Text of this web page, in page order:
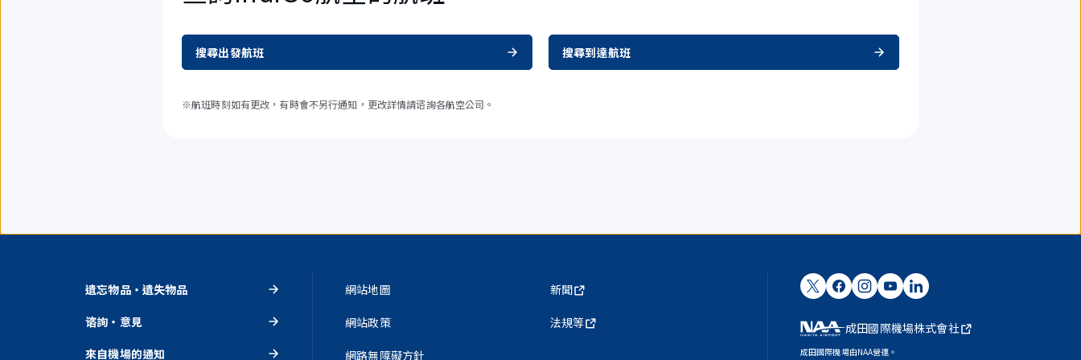
搜尋出發航班 搜尋到達航班
※航班時刻如有更改，有時會不另行通知，更改詳情請谘詢各航空公司。
遺忘物品・遺失物品
谘詢・意見
來自機場的通知
網站地圖
網站政策
網路無障礙方針
新聞
法規等 成田國際機場株式會社
成田國際機場由NAA營運。